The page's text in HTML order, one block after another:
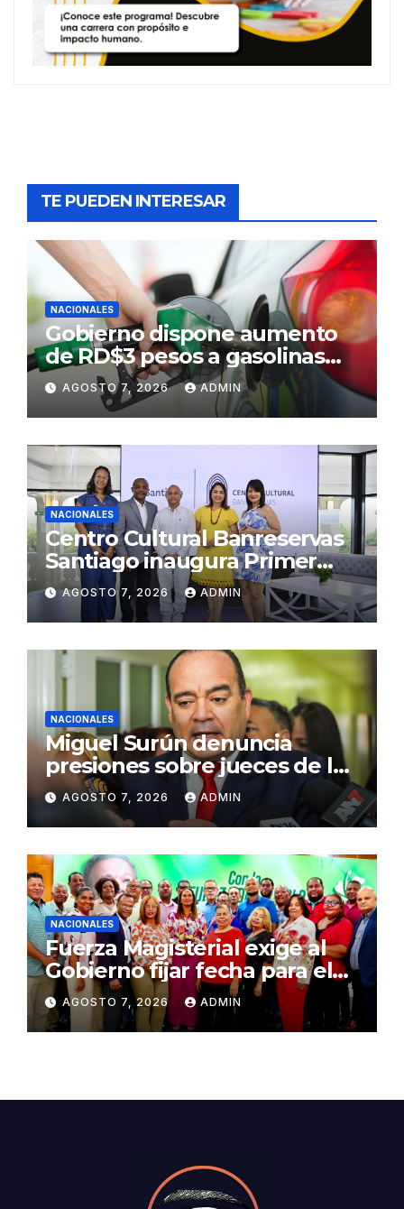
TE PUEDEN INTERESAR
NACIONALES
Gobierno dispone aumento
de RD$3 pesos a gasolinas
premium y regular
AGOSTO 7, 2026 ADMIN
NACIONALES
Centro Cultural Banreservas
Santiago inaugura Primer
Congreso de Artesanos de
Santiago
AGOSTO 7, 2026 ADMIN
NACIONALES
Miguel Surún denuncia
presiones sobre jueces de la
Suprema Corte de Justicia
AGOSTO 7, 2026 ADMIN
NACIONALES
Fuerza Magisterial exige al
Gobierno fijar fecha para el
pago de la Evaluación del
Desempeño
AGOSTO 7, 2026 ADMIN